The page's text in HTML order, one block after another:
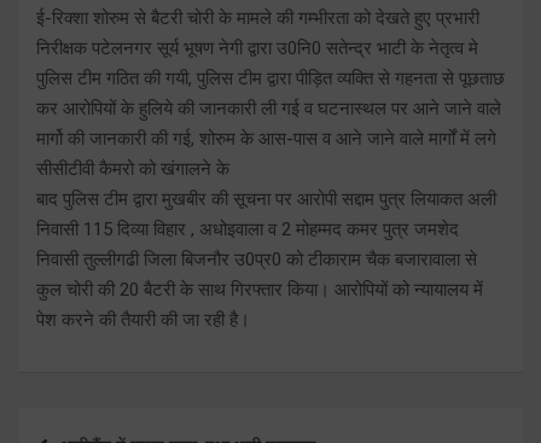
ई-रिक्शा शोरुम से बैटरी चोरी के मामले की गम्भीरता को देखते हुए प्रभारी
निरीक्षक पटेलनगर सूर्य भूषण नेगी द्वारा उ0नि0 सतेन्द्र भाटी के नेतृत्व मे
पुलिस टीम गठित की गयी, पुलिस टीम द्वारा पीड़ित व्यक्ति से गहनता से पूछताछ
कर आरोपियों के हुलिये की जानकारी ली गई व घटनास्थल पर आने जाने वाले
मार्गो की जानकारी की गई, शोरुम के आस-पास व आने जाने वाले मार्गों में लगे
सीसीटीवी कैमरो को खंगालने के
बाद पुलिस टीम द्वारा मुखबीर की सूचना पर आरोपी सद्दाम पुत्र लियाकत अली
निवासी 115 दिव्या विहार , अधोइवाला व 2 मोहम्मद कमर पुत्र जमशेद
निवासी तुल्लीगढी जिला बिजनौर उ0प्र0 को टीकाराम चैक बजारावाला से
कुल चोरी की 20 बैटरी के साथ गिरफ्तार किया। आरोपियों को न्यायालय में
पेश करने की तैयारी की जा रही है।